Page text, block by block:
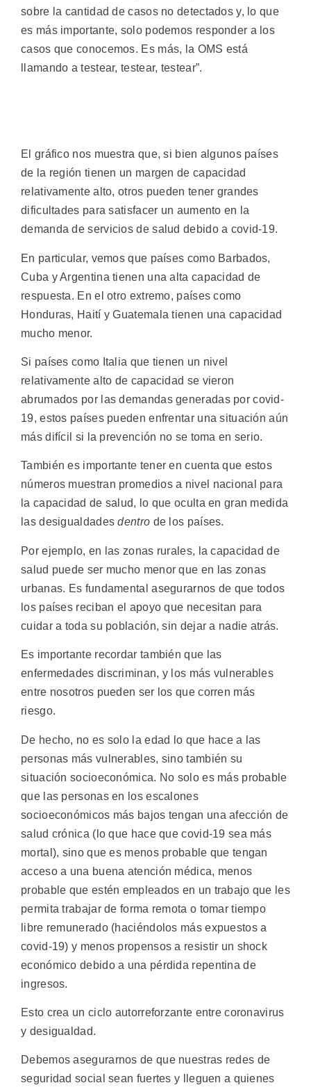
sobre la cantidad de casos no detectados y, lo que
es más importante, solo podemos responder a los
casos que conocemos. Es más, la OMS está
llamando a testear, testear, testear”.
El gráfico nos muestra que, si bien algunos países
de la región tienen un margen de capacidad
relativamente alto, otros pueden tener grandes
dificultades para satisfacer un aumento en la
demanda de servicios de salud debido a covid-19.
En particular, vemos que países como Barbados,
Cuba y Argentina tienen una alta capacidad de
respuesta. En el otro extremo, países como
Honduras, Haití y Guatemala tienen una capacidad
mucho menor.
Si países como Italia que tienen un nivel
relativamente alto de capacidad se vieron
abrumados por las demandas generadas por covid-
19, estos países pueden enfrentar una situación aún
más difícil si la prevención no se toma en serio.
También es importante tener en cuenta que estos
números muestran promedios a nivel nacional para
la capacidad de salud, lo que oculta en gran medida
las desigualdadesdentro de los países.
Por ejemplo, en las zonas rurales, la capacidad de
salud puede ser mucho menor que en las zonas
urbanas. Es fundamental asegurarnos de que todos
los países reciban el apoyo que necesitan para
cuidar a toda su población, sin dejar a nadie atrás.
Es importante recordar también que las
enfermedades discriminan, y los más vulnerables
entre nosotros pueden ser los que corren más
riesgo.
De hecho, no es solo la edad lo que hace a las
personas más vulnerables, sino también su
situación socioeconómica. No solo es más probable
que las personas en los escalones
socioeconómicos más bajos tengan una afección de
salud crónica (lo que hace que covid-19 sea más
mortal), sino que es menos probable que tengan
acceso a una buena atención médica, menos
probable que estén empleados en un trabajo que les
permita trabajar de forma remota o tomar tiempo
libre remunerado (haciéndolos más expuestos a
covid-19) y menos propensos a resistir un shock
económico debido a una pérdida repentina de
ingresos.
Esto crea un ciclo autorreforzante entre coronavirus
y desigualdad.
Debemos asegurarnos de que nuestras redes de
seguridad social sean fuertes y lleguen a quienes